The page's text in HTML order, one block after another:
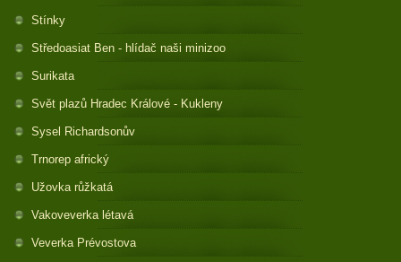
Stínky
Středoasiat Ben - hlídač naši minizoo
Surikata
Svět plazů Hradec Králové - Kukleny
Sysel Richardsonův
Trnorep africký
Užovka růžkatá
Vakoveverka létavá
Veverka Prévostova